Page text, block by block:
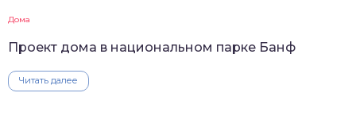
Дома
Проект дома в национальном парке Банф
Читать далее